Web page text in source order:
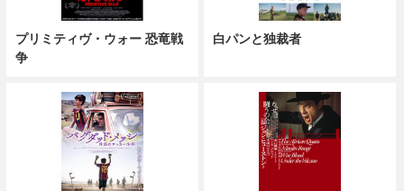
プリミティヴ・ウォー 恐竜戦
争
白パンと独裁者